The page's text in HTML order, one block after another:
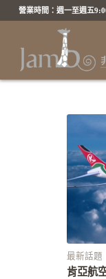
營業時間：週一至週五
最新話題
肯亞航